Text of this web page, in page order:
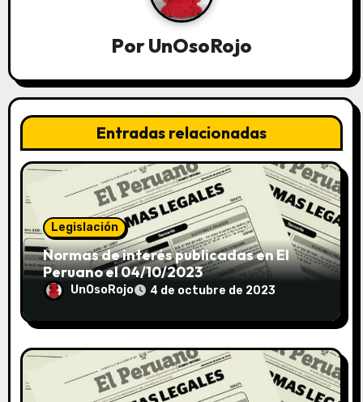
PorUnOsoRojo
Entradas relacionadas
Legislación
Normas de interés publicadas en El
Peruano el 04/10/2023
UnOsoRojo 4 de octubre de 2023